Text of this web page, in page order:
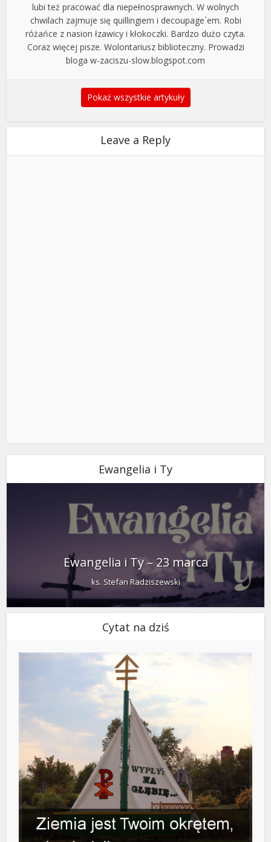
lubi też pracować dla niepełnosprawnych. W wolnych
chwilach zajmuje się quillingiem i decoupage`em. Robi
różańce z nasion łzawicy i kłokoczki. Bardzo dużo czyta.
Coraz więcej pisze. Wolontariusz biblioteczny. Prowadzi
bloga w-zaciszu-slow.blogspot.com
Pokaż wszystkie artykuły
Leave a Reply
Ewangelia i Ty
Ewangelia i Ty – 23 marca
ks. Stefan Radziszewski
Cytat na dziś